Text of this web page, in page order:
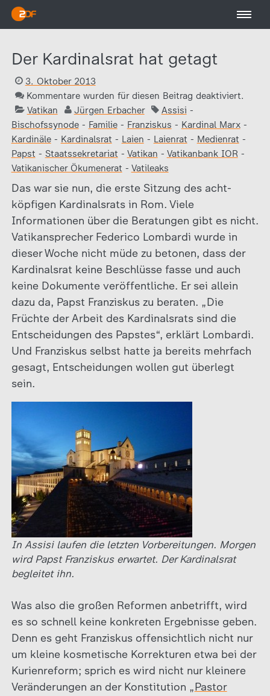
Der Kardinalsrat hat getagt
3. Oktober 2013
Kommentare wurden für diesen Beitrag deaktiviert.
Vatikan
Jürgen Erbacher Assisi -
Bischofssynode- Familie- Franziskus - Kardinal Marx-
Kardinäle- Kardinalsrat - Laien - Laienrat - Medienrat -
Papst - Staatssekretariat - Vatikan - Vatikanbank IOR -
Vatikanischer Ökumenerat - Vatileaks
Das war sie nun, die erste Sitzung des acht-
köpfigen Kardinalsrats in Rom. Viele
Informationen über die Beratungen gibt es nicht.
Vatikansprecher Federico Lombardi wurde in
dieser Woche nicht müde zu betonen, dass der
Kardinalsrat keine Beschlüsse fasse und auch
keine Dokumente veröffentliche. Er sei allein
dazu da, Papst Franziskus zu beraten. „Die
Früchte der Arbeit des Kardinalsrats sind die
Entscheidungen des Papstes“, erklärt Lombardi.
Und Franziskus selbst hatte ja bereits mehrfach
gesagt, Entscheidungen wollen gut überlegt
sein.
In Assisi laufen die letzten Vorbereitungen. Morgen
wird Papst Franziskus erwartet. Der Kardinalsrat
begleitet ihn.
Was also die großen Reformen anbetrifft, wird
es so schnell keine konkreten Ergebnisse geben.
Denn es geht Franziskus offensichtlich nicht nur
um kleine kosmetische Korrekturen etwa bei der
Kurienreform; sprich es wird nicht nur kleinere
Veränderungen an der Konstitution „Pastor